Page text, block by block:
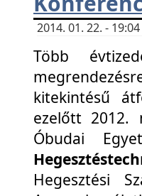
2014. 01. 22. -
Több
kitekintésű
ezelőtt 2012.
Óbudai
Hegesztési